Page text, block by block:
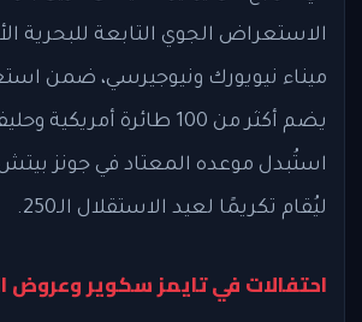
الاستعراض الجوي التابعة للبحرية
ميناء نيويورك ونيوجيرسي، ضمن
يضم أكثر من 100 طائرة
استُبدل موعده المعتاد في جونز بيتش
ليُقام تكريمًا لعيد الاستقلال الـ250.
احتفالات في تايمز سكوير وعروض